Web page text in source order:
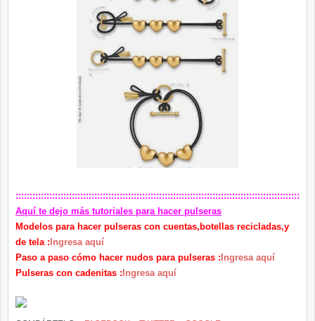
:::::::::::::::::::::::::::::::::::::::::::::::::::::::::::::::::::::::::::::::::::::::::::::::::::::
Aquí te dejo más tutoriales para hacer pulseras
Modelos para hacer pulseras con cuentas,botellas recicladas,y
de tela : Ingresa aquí
Paso a paso cómo hacer nudos para pulseras : Ingresa aquí
Pulseras con cadenitas : Ingresa aquí